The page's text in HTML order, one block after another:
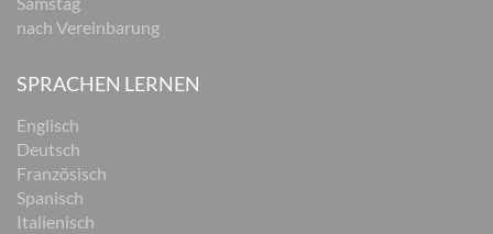
nach Vereinbarung
SPRACHEN LERNEN
Englisch
Deutsch
Französisch
Spanisch
Italienisch